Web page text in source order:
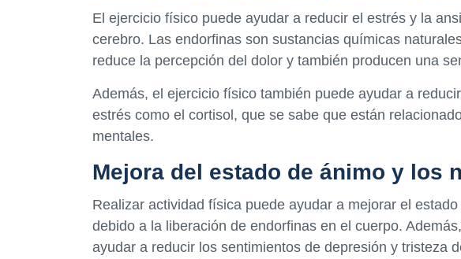
El ejercicio físico puede ayudar a reducir el estrés y la
cerebro. Las endorfinas son sustancias químicas
reduce la percepción del dolor y también producen una
Además, el ejercicio físico también puede ayudar a
estrés como el cortisol, que se sabe que están
mentales.
Mejora del estado de ánimo y los
Realizar actividad física puede ayudar a mejorar el
debido a la liberación de endorfinas en el cuerpo.
ayudar a reducir los sentimientos de depresión y tristeza